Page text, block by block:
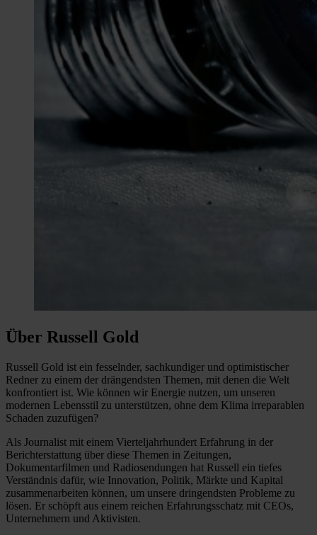
Über Russell Gold
Russell Gold ist ein fesselnder, sachkundiger und optimistischer
Redner zu einem der drängendsten Themen, mit denen die Welt
konfrontiert ist. Wie können wir Energie nutzen, um unseren
modernen Lebensstil zu unterstützen, ohne dem Klima irreparablen
Schaden zuzufügen?
Als Journalist mit einem Vierteljahrhundert Erfahrung in der
Berichterstattung über diese Themen in Zeitungen,
Dokumentarfilmen und Radiosendungen hat Russell ein tiefes
Verständnis dafür, wie Innovation, Politik, Märkte und Kapital
zusammenarbeiten können, um unsere dringendsten Probleme zu
lösen. Er schöpft aus einem reichen Erfahrungsschatz mit CEOs,
Unternehmern und Aktivisten.